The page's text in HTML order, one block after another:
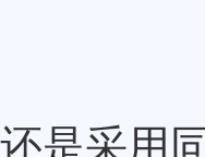
还是采用